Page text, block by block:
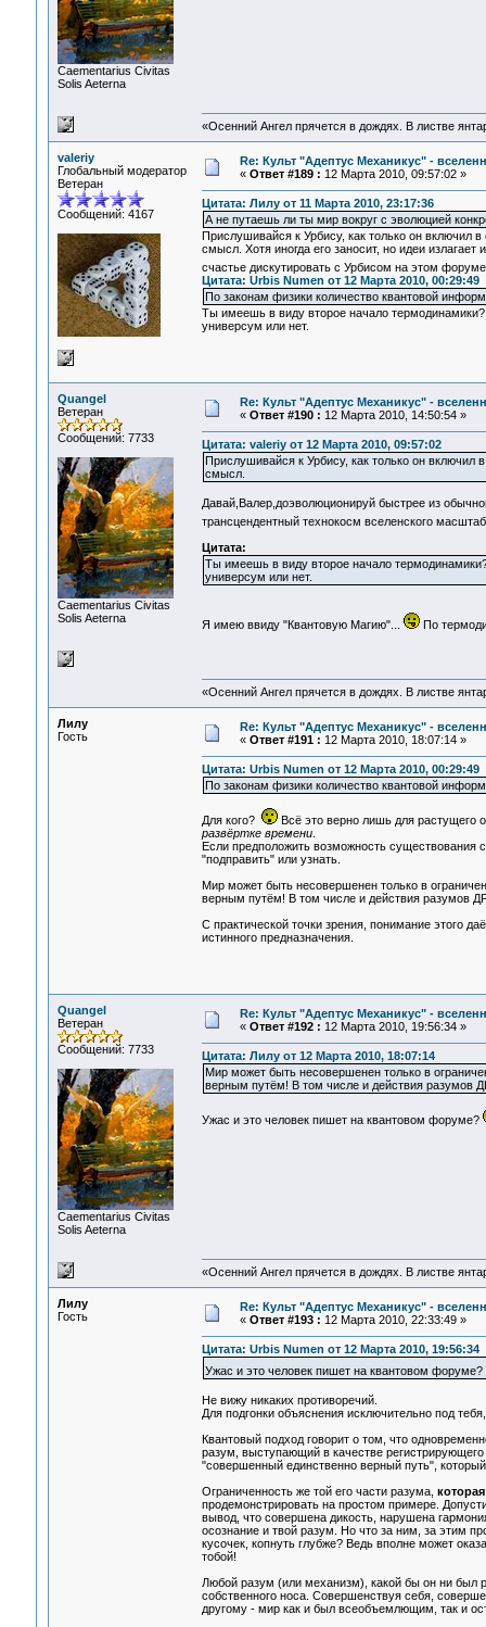
Сaementarius Civitas
Solis Aeterna
«Осенний Ангел прячется в дождях. В листве
valeriy
Глобальный модератор
Ветеран
Сообщений: 4167
Re: Культ "Адептус Механикус" -
« Ответ #189 : 12 Марта 2010, 09:57:02 »
Цитата: Лилу от 11 Марта 2010, 23:17:36
А не путаешь ли ты мир вокруг с эволюцией
Прислушивайся к Урбису, как только он включил
смысл. Хотя иногда его заносит, но идеи
счастье дискутировать с Урбисом на этом
Цитата: Urbis Numen от 12 Марта 2010, 00:29:49
По законам физики количество квантовой
Ты имеешь в виду второе начало
универсум или нет.
Quangel
Ветеран
Сообщений: 7733
Сaementarius Civitas
Solis Aeterna
Re: Культ "Адептус Механикус" -
« Ответ #190 : 12 Марта 2010, 14:50:54 »
Цитата: valeriy от 12 Марта 2010, 09:57:02
Прислушивайся к Урбису, как только он включил
смысл.
Давай,Валер,доэволюционируй быстрее из
трансцендентный технокосм вселенского
Цитата:
Ты имеешь в виду второе начало
универсум или нет.
Я имею ввиду "Квантовую Магию"... По
«Осенний Ангел прячется в дождях. В листве
Лилу
Гость
Re: Культ "Адептус Механикус" -
« Ответ #191 : 12 Марта 2010, 18:07:14 »
Цитата: Urbis Numen от 12 Марта 2010, 00:29:49
По законам физики количество квантовой
Для кого?
Всё это верно лишь для растущего
развёртке времени.
Если предположить возможность
"подправить" или узнать.
Мир может быть несовершенен только в
верным путём! В том числе и действия разумов
С практической точки зрения, понимание этого
истинного предназначения.
Quangel
Ветеран
Сообщений: 7733
Сaementarius Civitas
Solis Aeterna
Re: Культ "Адептус Механикус" -
« Ответ #192 : 12 Марта 2010, 19:56:34 »
Цитата: Лилу от 12 Марта 2010, 18:07:14
Мир может быть несовершенен только в
верным путём! В том числе и действия разумов
Ужас и это человек пишет на квантовом форуме?
«Осенний Ангел прячется в дождях. В листве
Лилу
Гость
Re: Культ "Адептус Механикус" -
« Ответ #193 : 12 Марта 2010, 22:33:49 »
Цитата: Urbis Numen от 12 Марта 2010, 19:56:34
Ужас и это человек пишет на квантовом форуме?
Не вижу никаких противоречий.
Для подгонки объяснения исключительно под
Квантовый подход говорит о том, что
разум, выступающий в качестве
"совершенный единственно верный путь",
Ограниченность же той его части разума,
продемонстрировать на простом примере.
вывод, что совершена дикость, нарушена
осознание и твой разум. Но что за ним, за этим
кусочек, копнуть глубже? Ведь вполне может
тобой!
Любой разум (или механизм), какой бы он ни был
собственного носа. Совершенствуя себя,
другому - мир как и был всеобъемлющим, так и